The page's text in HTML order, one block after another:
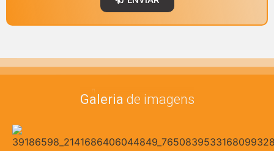
Imagens
Galeria de imagens